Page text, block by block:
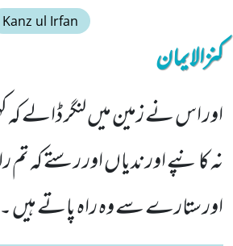
Kanz ul Irfan
کنزالایمان
اور اس نے زمین میں لنگر ڈالے
نہ کانپے اور ندیاں اور رستے کہ تم
اور ستارے سے وہ راہ پاتے ہیں ۔